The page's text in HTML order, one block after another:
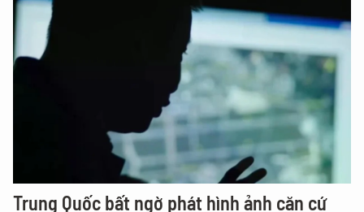
Trung Quốc bất ngờ phát hình ảnh căn cứ